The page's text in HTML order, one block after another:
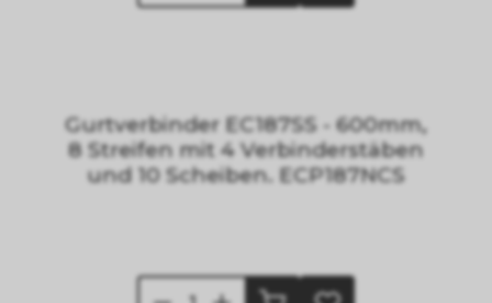
Gurtverbinder EC187SS - 600mm,
8 Streifen mit 4 Verbinderstäben
und 10 Scheiben. ECP187NCS